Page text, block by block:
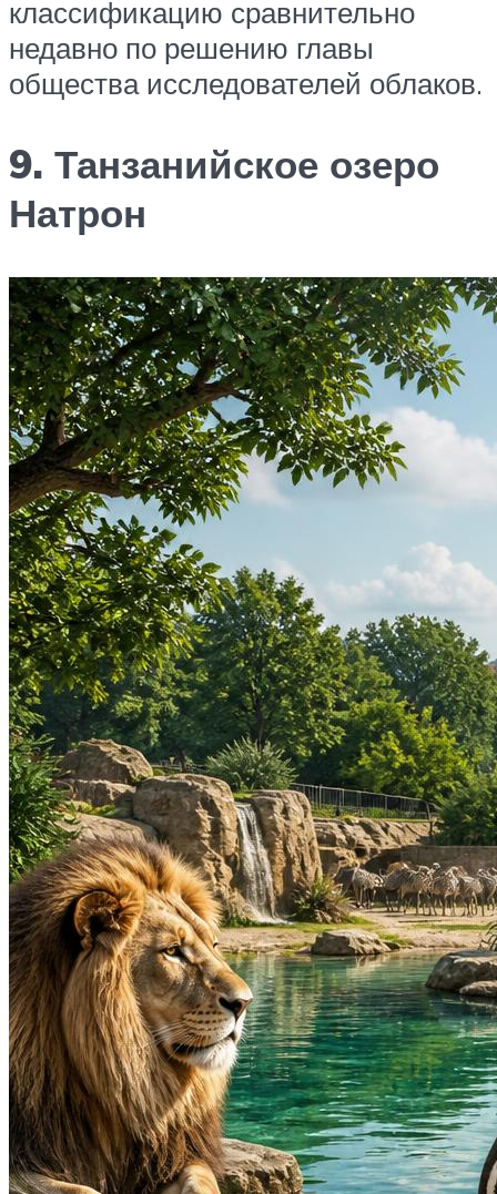
классификацию сравнительно
недавно по решению главы
‎общества исследователей облаков.
9. Танзанийское озеро
Натрон